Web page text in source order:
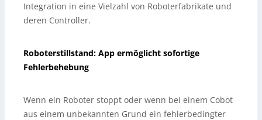
Integration in eine Vielzahl von Roboterfabrikate und
deren Controller.
Roboterstillstand: App ermöglicht sofortige
Fehlerbehebung
Wenn ein Roboter stoppt oder wenn bei einem Cobot
aus einem unbekannten Grund ein fehlerbedingter